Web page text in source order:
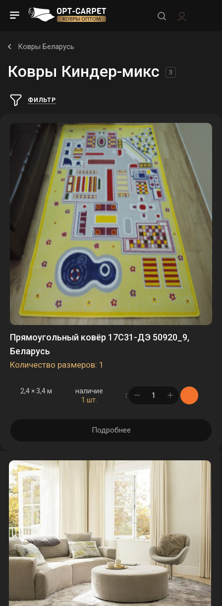
Ковры Беларусь
Ковры Киндер-микс 3
ФИЛЬТР
Прямоугольный ковёр 17С31-ДЭ 50920_9,
Беларусь
Количество размеров: 1
2,4 × 3,4 м
наличие
1 шт.
в корзине
Подробнее